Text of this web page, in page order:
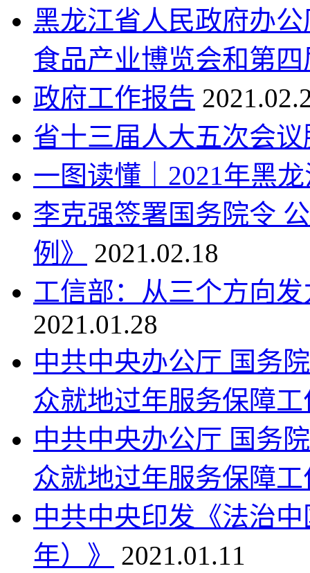
黑龙江省人民政府办
食品产业博览会和第四
政府工作报告
省十三届人大五次会
一图读懂｜2021年黑
李克强签署国务院令
例》
2021.02.18
工信部：从三个方向
2021.01.28
中共中央办公厅 国务
众就地过年服务保障工
中共中央办公厅 国务
众就地过年服务保障工
中共中央印发《法治
年）》
2021.01.11